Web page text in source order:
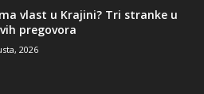
vlast u Krajini? Tri stranke u
pregovora
2026